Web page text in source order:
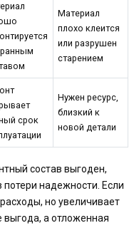
Материал
плохо клеится
или разрушен
старением
срок
Нужен ресурс,
близкий к
новой детали
состав выгоден,
надежности. Если
но увеличивает
выгода, а отложенная